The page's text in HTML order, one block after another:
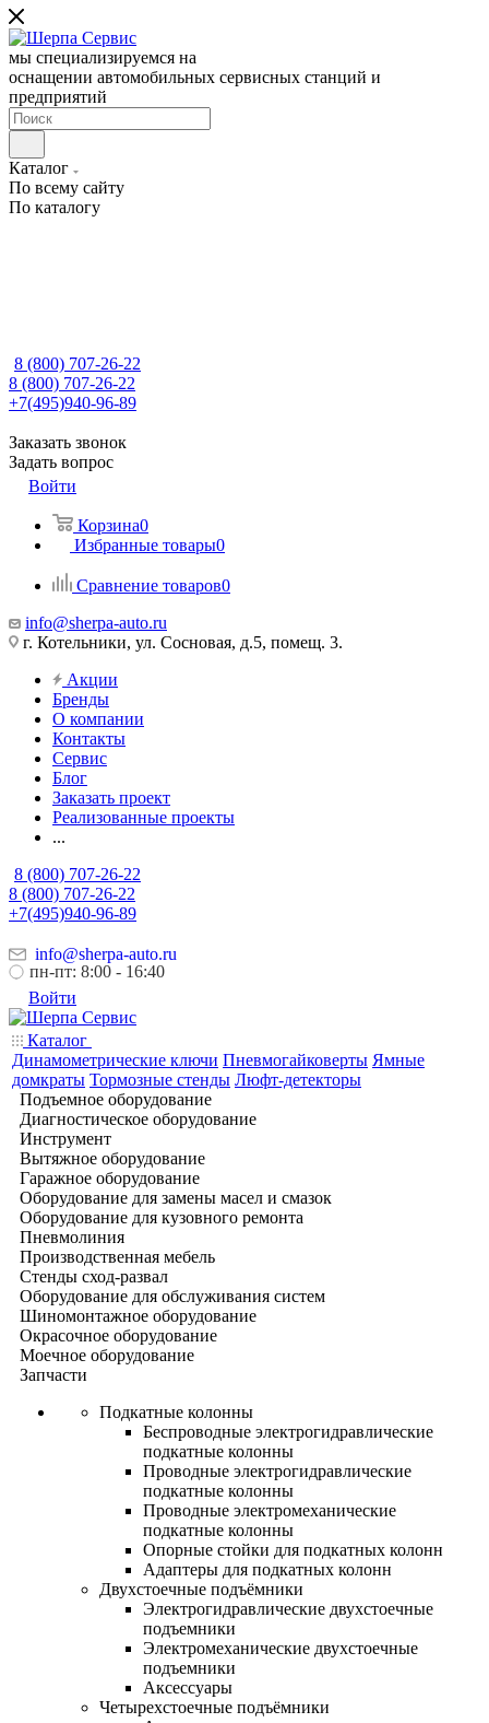
мы специализируемся на
оснащении автомобильных сервисных станций и
предприятий
Каталог
По всему сайту
По каталогу
8 (800) 707-26-22
8 (800) 707-26-22
+7(495)940-96-89
Заказать звонок
Задать вопрос
Войти
Корзина0
Избранные товары0
Сравнение товаров0
info@sherpa-auto.ru
г. Котельники, ул. Сосновая, д.5, помещ. 3.
Акции
Бренды
О компании
Контакты
Сервис
Блог
Заказать проект
Реализованные проекты
...
8 (800) 707-26-22
8 (800) 707-26-22
+7(495)940-96-89
info@sherpa-auto.ru
пн-пт: 8:00 - 16:40
Войти
Каталог
Динамометрические ключи Пневмогайковерты Ямные
домкраты Тормозные стенды Люфт-детекторы
Подъемное оборудование
Диагностическое оборудование
Инструмент
Вытяжное оборудование
Гаражное оборудование
Оборудование для замены масел и смазок
Оборудование для кузовного ремонта
Пневмолиния
Производственная мебель
Стенды сход-развал
Оборудование для обслуживания систем
Шиномонтажное оборудование
Окрасочное оборудование
Моечное оборудование
Запчасти
Подкатные колонны
Беспроводные электрогидравлические
подкатные колонны
Проводные электрогидравлические
подкатные колонны
Проводные электромеханические
подкатные колонны
Опорные стойки для подкатных колонн
Адаптеры для подкатных колонн
Двухстоечные подъёмники
Электрогидравлические двухстоечные
подъемники
Электромеханические двухстоечные
подъемники
Аксессуары
Четырехстоечные подъёмники